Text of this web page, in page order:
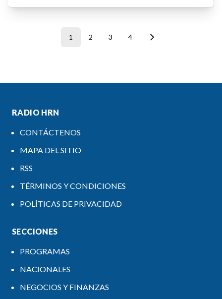
1 2 3 4
RADIO HRN
CONTÁCTENOS
MAPA DEL SITIO
RSS
TÉRMINOS Y CONDICIONES
POLÍTICAS DE PRIVACIDAD
SECCIONES
PROGRAMAS
NACIONALES
NEGOCIOS Y FINANZAS